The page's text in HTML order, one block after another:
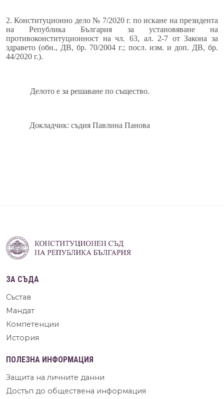
2. Конституционно дело № 7/2020 г. по искане на президента
на Република България за установяване на
противоконституционност на чл. 63, ал. 2-7 от Закона за
здравето (обн., ДВ, бр. 70/2004 г.; посл. изм. и доп. ДВ, бр.
44/2020 г.).
Делото е за решаване по същество.
Докладчик: съдия Павлина Панова
ЗА СЪДА
Състав
Мандат
Компетенции
История
ПОЛЕЗНА ИНФОРМАЦИЯ
Защита на личните данни
Достъп до обществена информация